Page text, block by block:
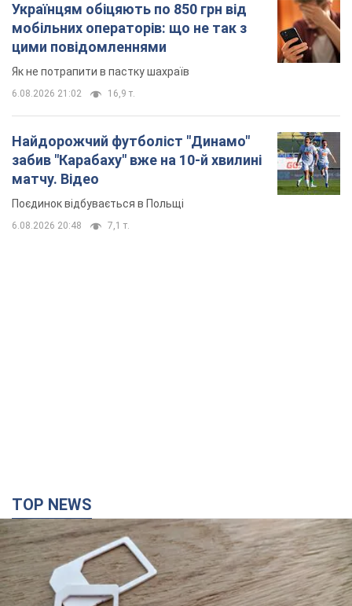
Українцям обіцяють по 850 грн від
мобільних операторів: що не так з
цими повідомленнями
Як не потрапити в пастку шахраїв
6.08.2026 21:02 16,9 т.
Найдорожчий футболіст "Динамо"
забив "Карабаху" вже на 10-й хвилині
матчу. Відео
Поєдинок відбувається в Польщі
6.08.2026 20:48 7,1 т.
TOP NEWS